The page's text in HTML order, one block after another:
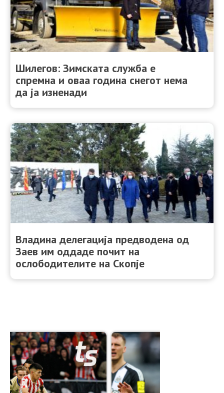
Шилегов: Зимската служба е
спремна и оваа година снегот нема
да ја изненади
Владина делегација предводена од
Заев им оддаде почит на
ослободителите на Скопје